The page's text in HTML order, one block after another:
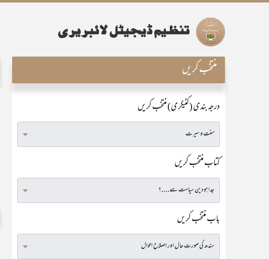
منتخب کریں
درجہ بندی (کٹیگری) منتخب کریں
کتاب منتخب کریں
باب منتخب کریں